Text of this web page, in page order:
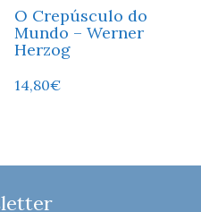
O Crepúsculo do
Mundo – Werner
Herzog
14,80€